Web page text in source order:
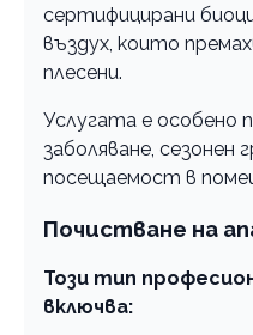
сертифицирани
въздух, които
плесени.
Услугата е особено
заболяване, сезонен
посещаемост в
Почистване на
Този тип
включва: